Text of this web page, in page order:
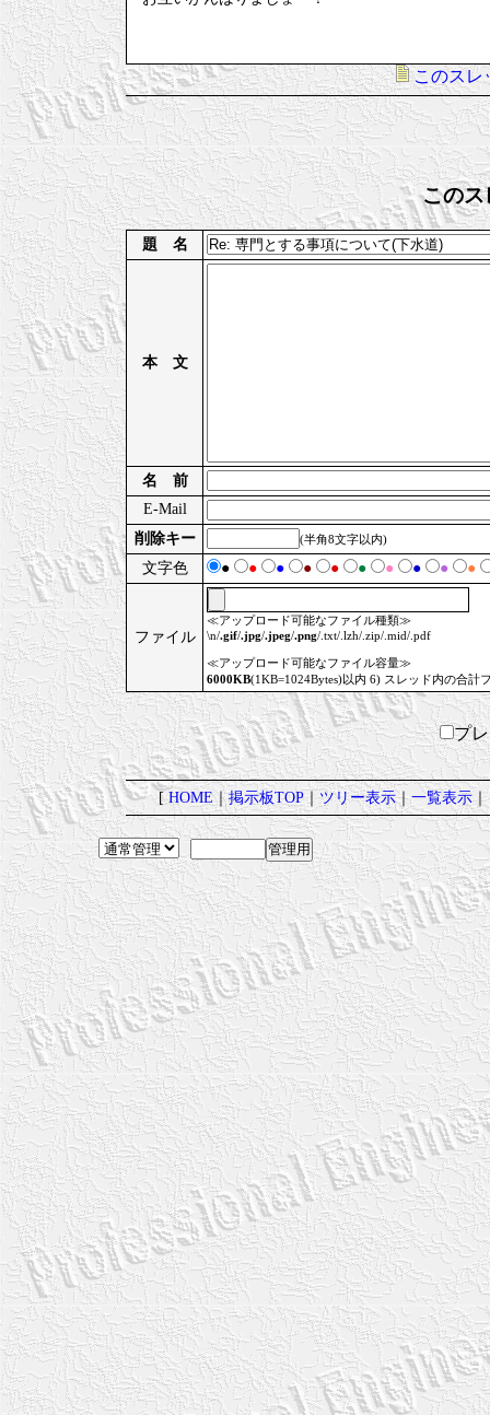
このスレ
このス
題 名
本 文
名 前
E-Mail
削除キー
(半角8文字以内)
文字色 ● ● ● ● ● ● ● ● ● ●
ファイル
≪アップロード可能なファイル種類≫
\n/.gif/.jpg/.jpeg/.png/.txt/.lzh/.zip/.mid/.pdf
≪アップロード可能なファイル容量≫
6000KB(1KB=1024Bytes)以内 6) スレッド内の合計
プ
[HOME｜掲示板TOP｜ツリー表示｜一覧表示｜